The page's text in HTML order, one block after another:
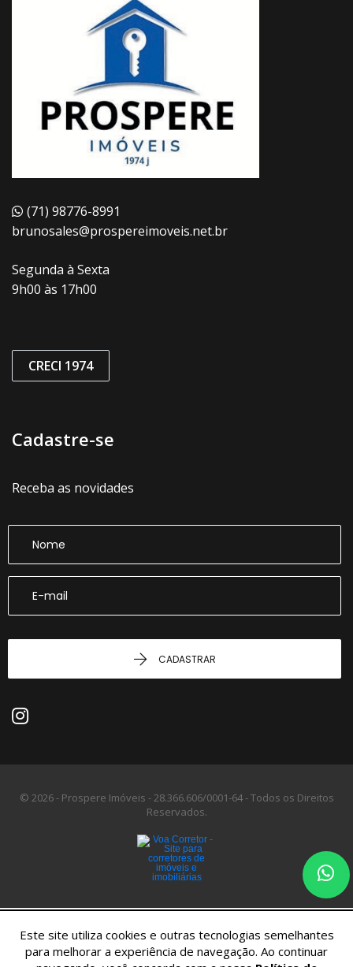
(71) 98776-8991
brunosales@prospereimoveis.net.br
Segunda à Sexta
9h00 às 17h00
CRECI 1974
Cadastre-se
Receba as novidades
CADASTRAR
© 2026 - Prospere Imóveis -28.366.606/0001-64 -Todos os Direitos
Reservados.
Este site utiliza cookies e outras tecnologias semelhantes
para melhorar a experiência de navegação. Ao continuar